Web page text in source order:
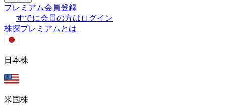
プレミアム会員登録
すでに会員の方はログイン
株探プレミアムとは
日本株
米国株